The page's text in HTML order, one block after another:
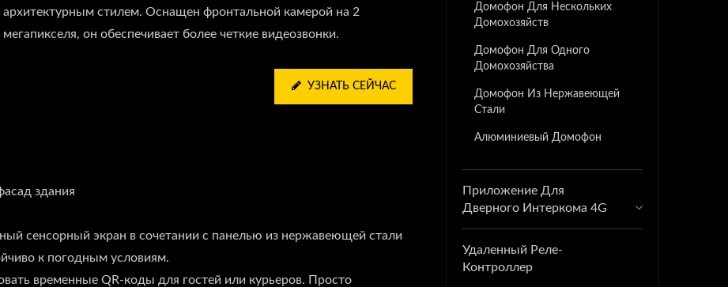
архитектурным стилем. Оснащен фронтальной камерой на 2
мегапикселя, он обеспечивает более четкие видеозвонки.
УЗНАТЬ СЕЙЧАС
здания
сенсорный экран в сочетании с панелью из нержавеющей стали
к погодным условиям.
временные QR-коды для гостей или курьеров. Просто
Домофон Для Нескольких
Домохозяйств
Домофон Для Одного
Домохозяйства
Домофон Из Нержавеющей
Стали
Алюминиевый Домофон
Приложение Для
Дверного Интеркома 4G
Удаленный Реле-
Контроллер